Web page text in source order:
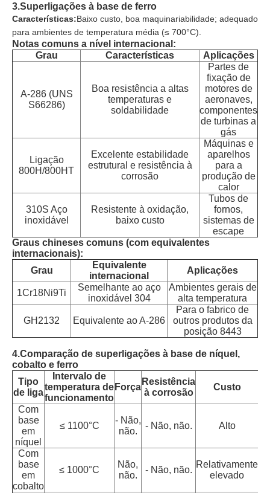
3.Superligações à base de ferro
Características:Baixo custo, boa maquinariabilidade; adequado
para ambientes de temperatura média (≤ 700°C).
Notas comuns a nível internacional:
Grau
Características Aplicações
A-286 (UNS
S66286)
Boa resistência a altas
temperaturas e
soldabilidade
Partes de
fixação de
motores de
aeronaves,
componentes
de turbinas a
gás
Ligação
800H/800HT
Excelente estabilidade
estrutural e resistência à
corrosão
Máquinas e
aparelhos
para a
produção de
calor
310S Aço
inoxidável
Resistente à oxidação,
baixo custo
Tubos de
fornos,
sistemas de
escape
Graus chineses comuns (com equivalentes
internacionais):
Grau
Equivalente
internacional
Aplicações
1Cr18Ni9Ti
Semelhante ao aço
inoxidável 304
Ambientes gerais de
alta temperatura
GH2132 Equivalente ao A-286
Para o fabrico de
outros produtos da
posição 8443
4.Comparação de superligações à base de níquel,
cobalto e ferro
Tipo
de liga
Intervalo de
temperatura de
funcionamento
Força
Resistência
à corrosão
Custo
Com
base
em
níquel
≤ 1100°C
- Não,
não.
- Não, não. Alto
Com
base
em
cobalto
≤ 1000°C
Não,
não.
- Não, não.
Relativamente
elevado